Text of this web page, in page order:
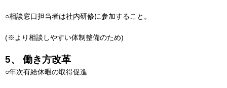
○相談窓口担当者は社内研修に参加すること。
(※より相談しやすい体制整備のため)
5、 働き方改革
○年次有給休暇の取得促進